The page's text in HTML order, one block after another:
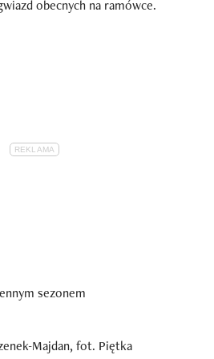
obecnych na ramówce.